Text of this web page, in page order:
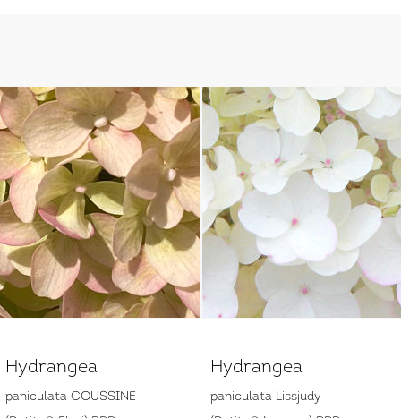
Hydrangea
paniculata COUSSINE
Hydrangea
paniculata Lissjudy